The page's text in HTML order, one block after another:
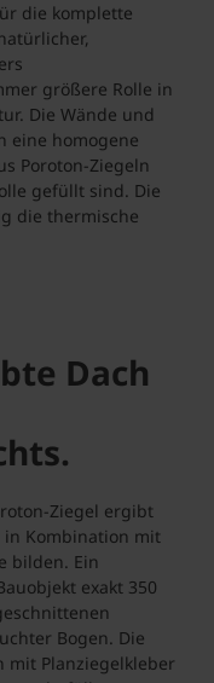
die komplette
größere Rolle in
Die Wände und
eine homogene
Poroton-Ziegeln
gefüllt sind. Die
die thermische
Dach
Ziegel ergibt
in Kombination mit
bilden. Ein
exakt 350
Bogen. Die
mit Planziegelkleber